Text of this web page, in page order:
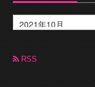
ー
カ
ブ RSS